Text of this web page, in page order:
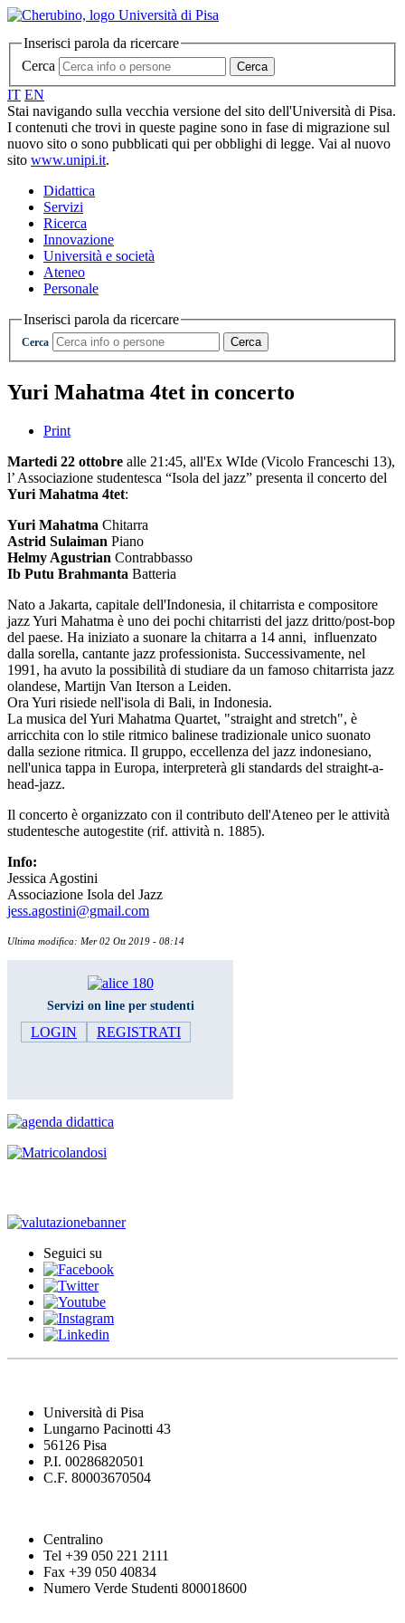
Inserisci parola da ricercare
Cerca
Cerca
IT EN
Stai navigando sulla vecchia versione del sito dell'Università di Pisa.
I contenuti che trovi in queste pagine sono in fase di migrazione sul
nuovo sito o sono pubblicati qui per obblighi di legge. Vai al nuovo
sito www.unipi.it.
Didattica
Servizi
Ricerca
Innovazione
Università e società
Ateneo
Personale
Inserisci parola da ricercare
Cerca Cerca
Yuri Mahatma 4tet in concerto
Print
Martedi 22 ottobre alle 21:45, all'Ex WIde (Vicolo Franceschi 13),
l’ Associazione studentesca “Isola del jazz” presenta il concerto del
Yuri Mahatma 4tet:
Yuri Mahatma Chitarra
Astrid Sulaiman Piano
Helmy Agustrian Contrabbasso
Ib Putu Brahmanta Batteria
Nato a Jakarta, capitale dell'Indonesia, il chitarrista e compositore
jazz Yuri Mahatma è uno dei pochi chitarristi del jazz dritto/post-bop
del paese. Ha iniziato a suonare la chitarra a 14 anni, influenzato
dalla sorella, cantante jazz professionista. Successivamente, nel
1991, ha avuto la possibilità di studiare da un famoso chitarrista jazz
olandese, Martijn Van Iterson a Leiden.
Ora Yuri risiede nell'isola di Bali, in Indonesia.
La musica del Yuri Mahatma Quartet, "straight and stretch", è
arricchita con lo stile ritmico balinese tradizionale unico suonato
dalla sezione ritmica. Il gruppo, eccellenza del jazz indonesiano,
nell'unica tappa in Europa, interpreterà gli standards del straight-a-
head-jazz.
Il concerto è organizzato con il contributo dell'Ateneo per le attività
studentesche autogestite (rif. attività n. 1885).
Info:
Jessica Agostini
Associazione Isola del Jazz
jess.agostini@gmail.com
Ultima modifica: Mer 02 Ott 2019 - 08:14
Servizi on line per studenti
LOGIN REGISTRATI
Seguici su
Università di Pisa
Lungarno Pacinotti 43
56126 Pisa
P.I. 00286820501
C.F. 80003670504
Centralino
Tel +39 050 221 2111
Fax +39 050 40834
Numero Verde Studenti 800018600